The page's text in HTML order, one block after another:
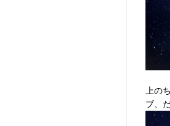
上の
ブ、